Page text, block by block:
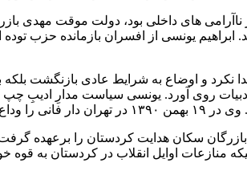
های داخلی بود، دولت موقت مهدی
سپرده شد.
موقت مهدی بازرگان سکان هدایت کردستان را